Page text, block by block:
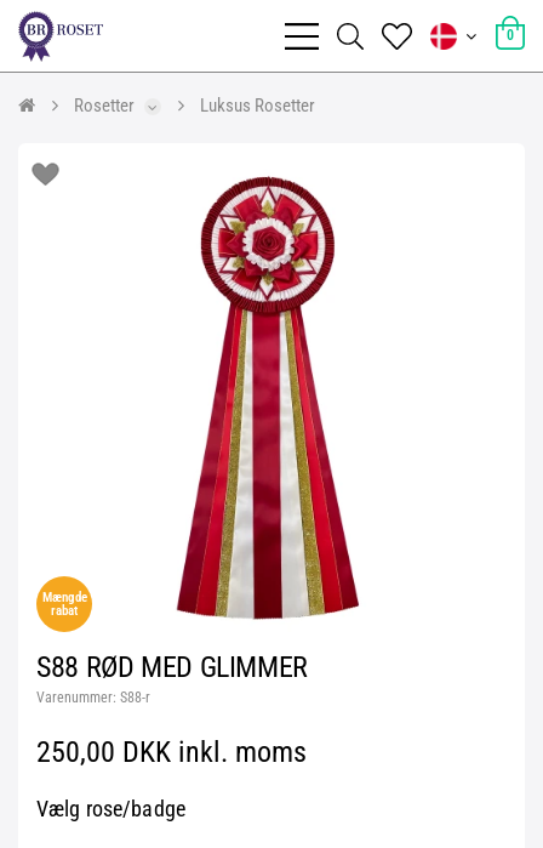
0
Rosetter Luksus Rosetter
Mængde
rabat
S88 RØD MED GLIMMER
Varenummer: S88-r
250,00 DKK inkl. moms
Vælg rose/badge